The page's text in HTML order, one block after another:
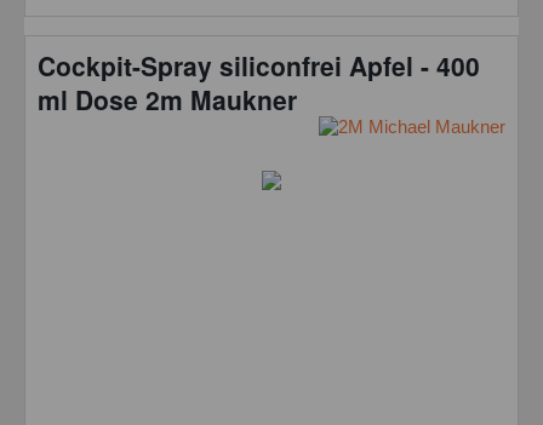
Cockpit-Spray siliconfrei Apfel - 400
ml Dose 2m Maukner